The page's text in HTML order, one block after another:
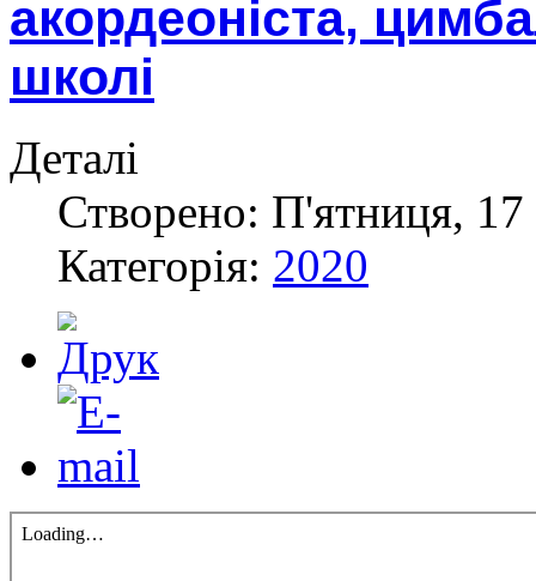
акордеоніста,
школі
Деталі
Створено: П'ятниця, 17
Категорія: 2020